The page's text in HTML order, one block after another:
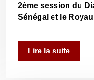
2ème session du
Sénégal et le
Lire la suite